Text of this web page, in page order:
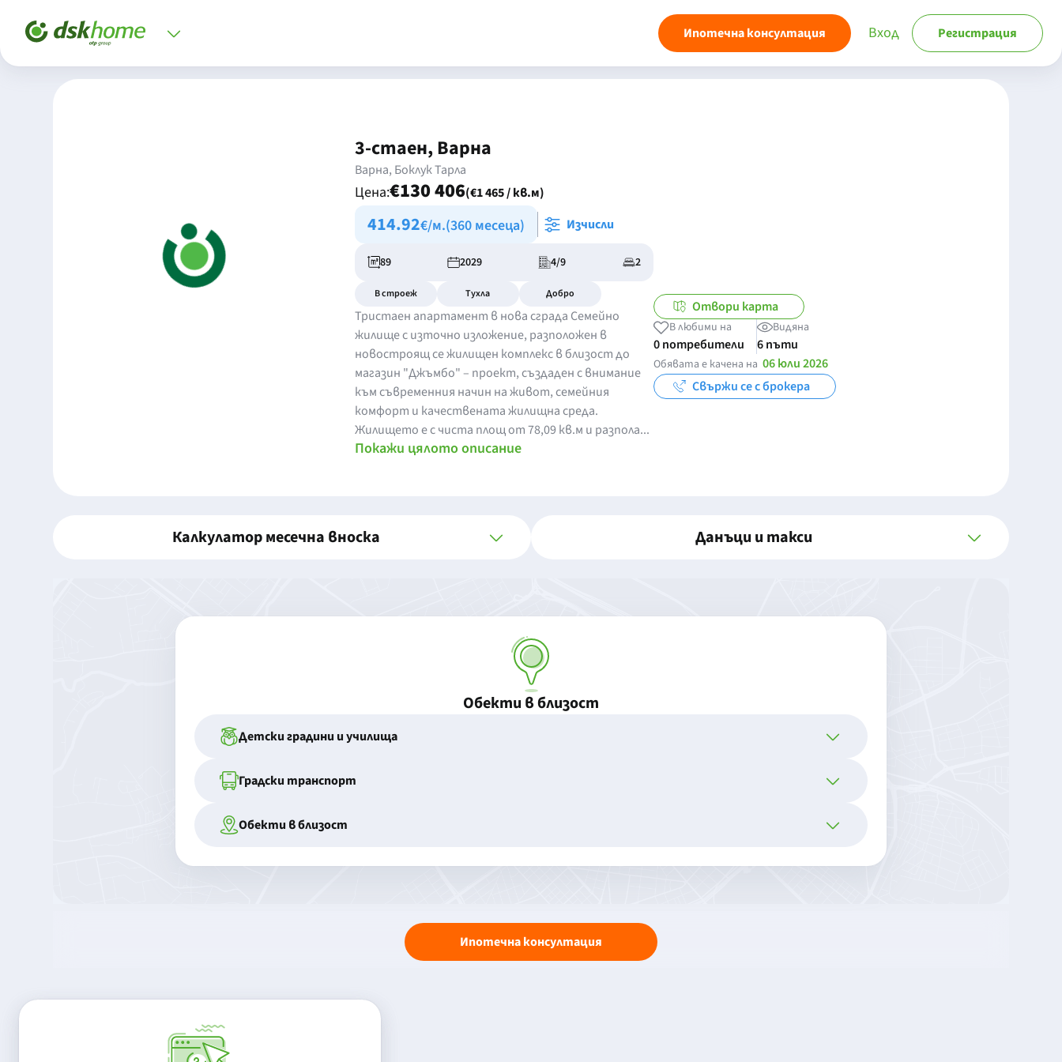
Ипотечна консултация Вход Регистрация
3-стаен, Варна
Варна, Боклук Тарла
Цена:€130 406(€1 465 / кв.м)
414.92€/м.(360 месеца) Изчисли
89 2029 4/9 2
В строеж Тухла Добро
Тристаен апартамент в нова сграда Семейно
жилище с източно изложение, разположен в
новостроящ се жилищен комплекс в близост до
магазин "Джъмбо" – проект, създаден с внимание
към съвременния начин на живот, семейния
комфорт и качествената жилищна среда.
Жилището е с чиста площ от 78,09 кв.м и разпола...
Покажи цялото описание
Отвори карта
В любими на
0 потребители
Видяна
6 пъти
Обявата е качена на 06 юли 2026
Свържи се с брокера
Калкулатор месечна вноска Данъци и такси
Обекти в близост
Детски градини и училища
Градски транспорт
Обекти в близост
Ипотечна консултация